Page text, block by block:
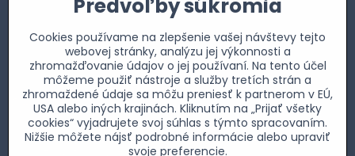
Predvoľby súkromia
Cookies používame na zlepšenie vašej návštevy tejto
webovej stránky, analýzu jej výkonnosti a
zhromažďovanie údajov o jej používaní. Na tento účel
môžeme použiť nástroje a služby tretích strán a
zhromaždené údaje sa môžu preniesť k partnerom v EÚ,
USA alebo iných krajinách. Kliknutím na „Prijať všetky
cookies“ vyjadrujete svoj súhlas s týmto spracovaním.
Nižšie môžete nájsť podrobné informácie alebo upraviť
svoje preferencie.